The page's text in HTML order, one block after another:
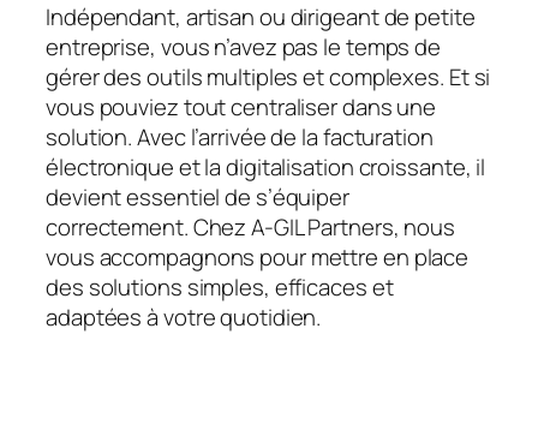
Indépendant, artisan ou dirigeant de petite
entreprise, vous n’avez pas le temps de
gérer des outils multiples et complexes. Et si
vous pouviez tout centraliser dans une
solution. Avec l’arrivée de la facturation
électronique et la digitalisation croissante, il
devient essentiel de s’équiper
correctement. Chez A-GIL Partners, nous
vous accompagnons pour mettre en place
des solutions simples, efficaces et
adaptées à votre quotidien.